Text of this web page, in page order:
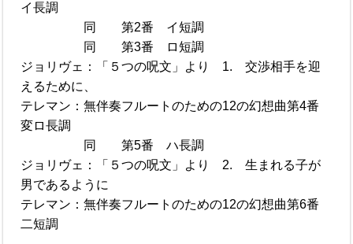
イ長調
同 第2番 イ短調
同 第3番 ロ短調
ジョリヴェ：「５つの呪文」より 1. 交渉相手を迎
えるために、
テレマン：無伴奏フルートのための12の幻想曲第4番
変ロ長調
同 第5番 ハ長調
ジョリヴェ：「５つの呪文」より 2. 生まれる子が
男であるように
テレマン：無伴奏フルートのための12の幻想曲第6番
二短調